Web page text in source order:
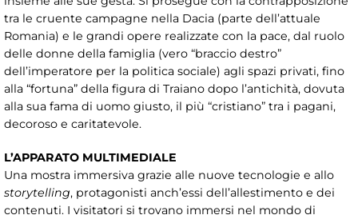
tra le cruente campagne nella Dacia (parte dell’attuale
Romania) e le grandi opere realizzate con la pace, dal ruolo
delle donne della famiglia (vero “braccio destro”
dell’imperatore per la politica sociale) agli spazi privati, fino
alla “fortuna” della figura di Traiano dopo l’antichità, dovuta
alla sua fama di uomo giusto, il più “cristiano” tra i pagani,
decoroso e caritatevole.
L’APPARATO MULTIMEDIALE
Una mostra immersiva grazie alle nuove tecnologie e allo
storytelling, protagonisti anch’essi dell’allestimento e dei
contenuti. I visitatori si trovano immersi nel mondo di